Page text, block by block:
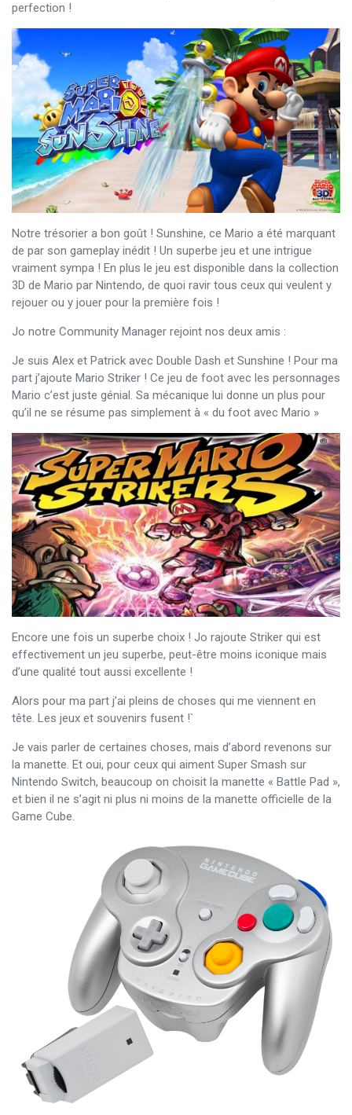
perfection !
Notre trésorier a bon goût ! Sunshine, ce Mario a été marquant
de par son gameplay inédit ! Un superbe jeu et une intrigue
vraiment sympa ! En plus le jeu est disponible dans la collection
3D de Mario par Nintendo, de quoi ravir tous ceux qui veulent y
rejouer ou y jouer pour la première fois !
Jo notre Community Manager rejoint nos deux amis :
Je suis Alex et Patrick avec Double Dash et Sunshine ! Pour ma
part j’ajoute Mario Striker ! Ce jeu de foot avec les personnages
Mario c’est juste génial. Sa mécanique lui donne un plus pour
qu’il ne se résume pas simplement à « du foot avec Mario »
Encore une fois un superbe choix ! Jo rajoute Striker qui est
effectivement un jeu superbe, peut-être moins iconique mais
d’une qualité tout aussi excellente !
Alors pour ma part j’ai pleins de choses qui me viennent en
tête. Les jeux et souvenirs fusent !`
Je vais parler de certaines choses, mais d’abord revenons sur
la manette. Et oui, pour ceux qui aiment Super Smash sur
Nintendo Switch, beaucoup on choisit la manette « Battle Pad »,
et bien il ne s’agit ni plus ni moins de la manette officielle de la
Game Cube.